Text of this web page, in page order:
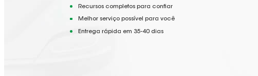
Recursos completos para confiar
Melhor serviço possível para você
Entrega rápida em 35-40 dias